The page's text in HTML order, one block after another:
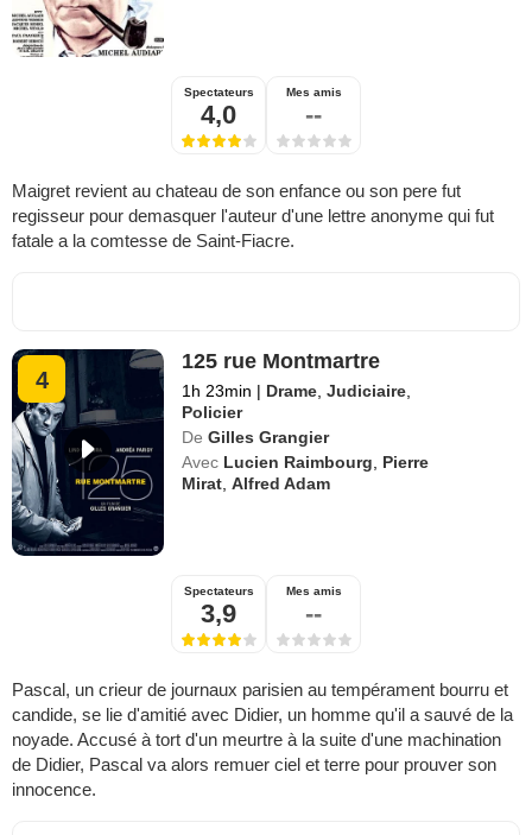
Spectateurs
4,0
Mes amis
--
Maigret revient au chateau de son enfance ou son pere fut
regisseur pour demasquer l'auteur d'une lettre anonyme qui fut
fatale a la comtesse de Saint-Fiacre.
4
125 rue Montmartre
1h 23min | Drame ,Judiciaire
Policier
De Gilles Grangier
Avec Lucien Raimbourg
Pierre
Mirat ,Alfred Adam
Spectateurs
3,9
Mes amis
--
Pascal, un crieur de journaux parisien au tempérament bourru et
candide, se lie d'amitié avec Didier, un homme qu'il a sauvé de la
noyade. Accusé à tort d'un meurtre à la suite d'une machination
de Didier, Pascal va alors remuer ciel et terre pour prouver son
innocence.